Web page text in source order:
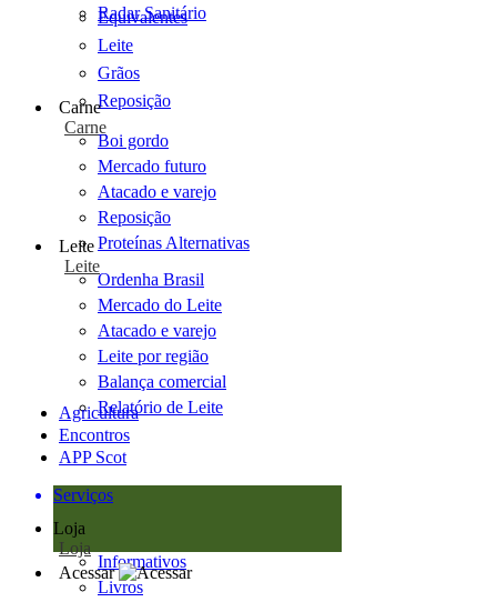
Radar Sanitário
Equivalentes
Leite
Grãos
Reposição
Carne
Carne
Boi gordo
Mercado futuro
Atacado e varejo
Reposição
Proteínas Alternativas
Leite
Leite
Ordenha Brasil
Mercado do Leite
Atacado e varejo
Leite por região
Balança comercial
Relatório de Leite
Agricultura
Encontros
APP Scot
Serviços
Loja
Loja
Informativos
Livros
Acessar